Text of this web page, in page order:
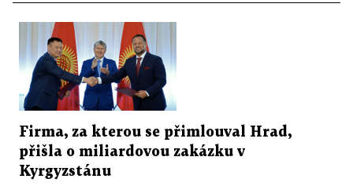
Firma, za kterou se přimlouval Hrad,
přišla o miliardovou zakázku v
Kyrgyzstánu